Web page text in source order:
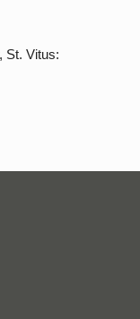
St. Vitus: